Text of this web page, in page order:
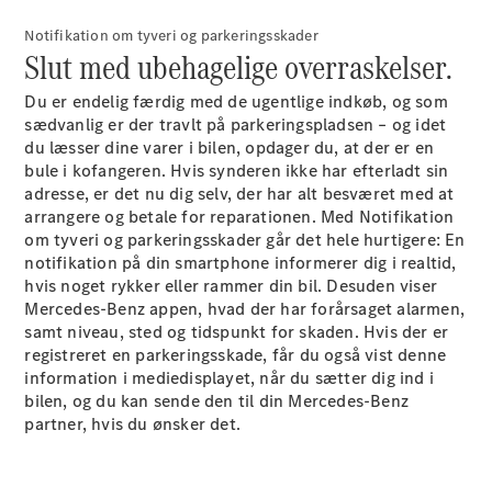
C-Klasse
Stationcar
E-Klasse
Stationcar
E-Klasse
All-Terrain
Konfigurator
Mercedes-
Benz Online
Showroom
Hatchback
Notifikation om tyveri og parkeringsskader
Slut med ubehagelige overraskelser.
Du er endelig færdig med de ugentlige indkøb, og som
sædvanlig er der travlt på parkeringspladsen – og idet
du læsser dine varer i bilen, opdager du, at der er en
bule i kofangeren. Hvis synderen ikke har efterladt sin
adresse, er det nu dig selv, der har alt besværet med at
arrangere og betale for reparationen. Med Notifikation
om tyveri og parkeringsskader går det hele hurtigere: En
notifikation på din smartphone informerer dig i realtid,
hvis noget rykker eller rammer din bil. Desuden viser
Mercedes-Benz appen, hvad der har forårsaget alarmen,
samt niveau, sted og tidspunkt for skaden. Hvis der er
registreret en parkeringsskade, får du også vist denne
information i mediedisplayet, når du sætter dig ind i
bilen, og du kan sende den til din Mercedes-Benz
partner, hvis du ønsker det.